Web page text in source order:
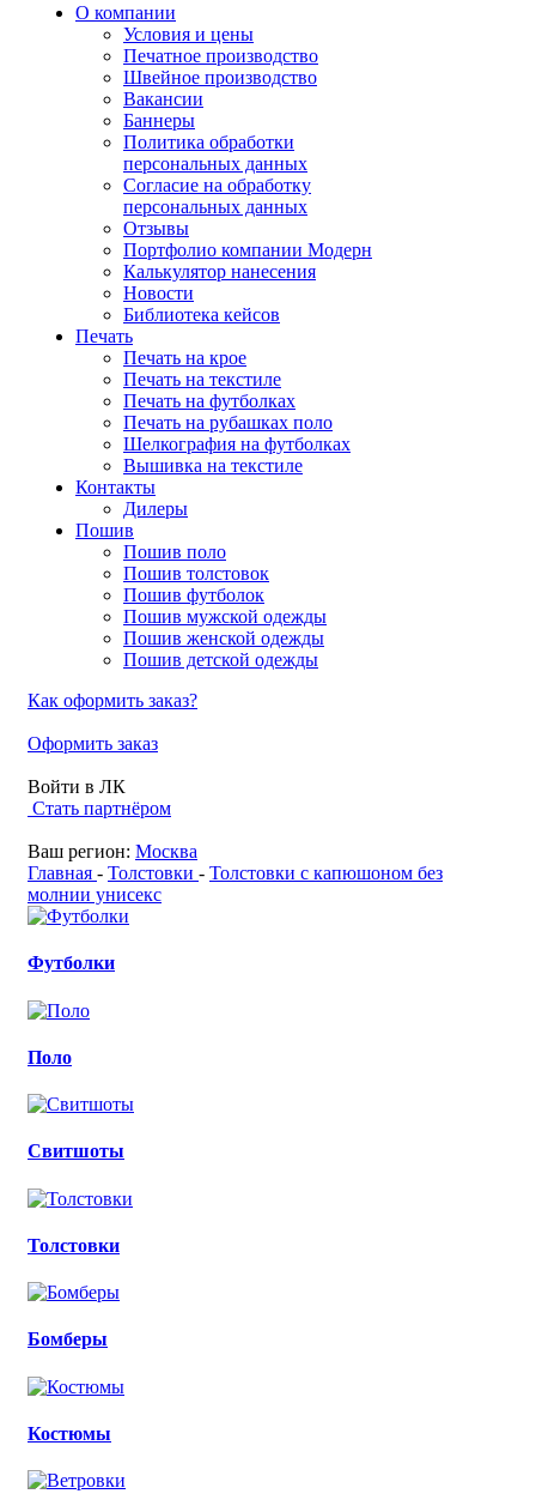
О компании
Условия и цены
Печатное производство
Швейное производство
Вакансии
Баннеры
Политика обработки
персональных данных
Согласие на обработку
персональных данных
Отзывы
Портфолио компании Модерн
Калькулятор нанесения
Новости
Библиотека кейсов
Печать
Печать на крое
Печать на текстиле
Печать на футболках
Печать на рубашках поло
Шелкография на футболках
Вышивка на текстиле
Контакты
Дилеры
Пошив
Пошив поло
Пошив толстовок
Пошив футболок
Пошив мужской одежды
Пошив женской одежды
Пошив детской одежды
Как оформить заказ?
Оформить заказ
Войти в ЛК
Стать партнёром
Ваш регион: Москва
Главная - Толстовки - Толстовки с капюшоном без
молнии унисекс
Футболки
Поло
Свитшоты
Толстовки
Бомберы
Костюмы